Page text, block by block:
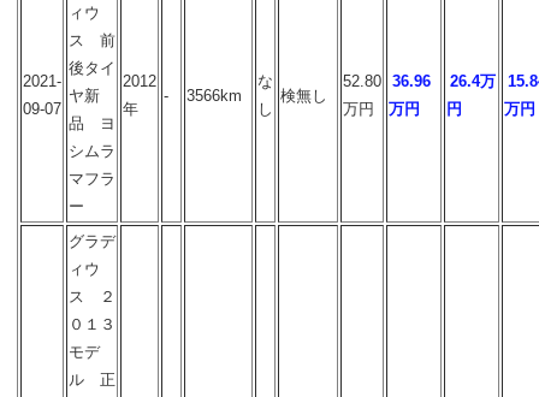
2021-
09-07
ィウ
ス 前
後タイ
ヤ新
品 ヨ
シムラ
マフラ
ー
2012
年
- 3566km
な
し
検無し
52.80
万円
36.96
万円
26.4万
円
万円
グラデ
ィウ
ス ２
０１３
モデ
ル 正